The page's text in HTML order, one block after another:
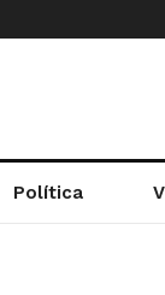
Política